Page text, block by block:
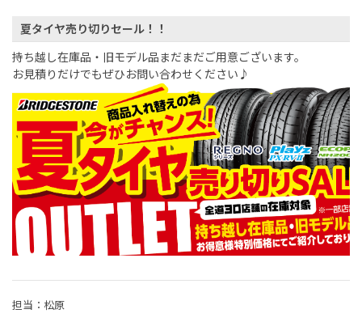
夏タイヤ売り切りセール！！
持ち越し在庫品・旧モデル品まだまだご用意ございます。
お見積りだけでもぜひお問い合わせください♪
担当：松原